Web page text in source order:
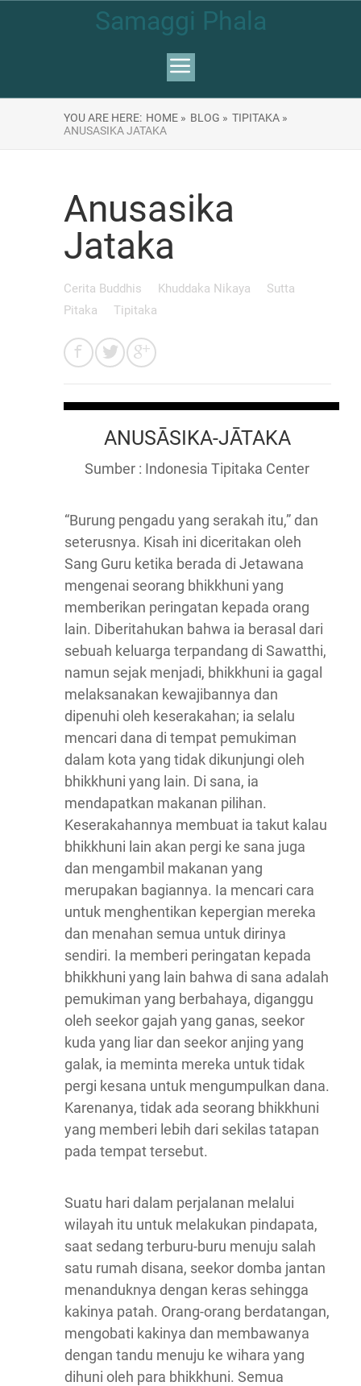
Samaggi Phala
YOU ARE HERE: HOME » BLOG » TIPITAKA »
ANUSASIKA JATAKA
Anusasika
Jataka
Cerita Buddhis Khuddaka Nikaya
Sutta
Pitaka
Tipitaka
ANUSĀSIKA-JĀTAKA
Sumber : Indonesia Tipitaka Center
“Burung pengadu yang serakah itu,” dan
seterusnya. Kisah ini diceritakan oleh
Sang Guru ketika berada di Jetawana
mengenai seorang bhikkhuni yang
memberikan peringatan kepada orang
lain. Diberitahukan bahwa ia berasal dari
sebuah keluarga terpandang di Sawatthi,
namun sejak menjadi, bhikkhuni ia gagal
melaksanakan kewajibannya dan
dipenuhi oleh keserakahan; ia selalu
mencari dana di tempat pemukiman
dalam kota yang tidak dikunjungi oleh
bhikkhuni yang lain. Di sana, ia
mendapatkan makanan pilihan.
Keserakahannya membuat ia takut kalau
bhikkhuni lain akan pergi ke sana juga
dan mengambil makanan yang
merupakan bagiannya. Ia mencari cara
untuk menghentikan kepergian mereka
dan menahan semua untuk dirinya
sendiri. Ia memberi peringatan kepada
bhikkhuni yang lain bahwa di sana adalah
pemukiman yang berbahaya, diganggu
oleh seekor gajah yang ganas, seekor
kuda yang liar dan seekor anjing yang
galak, ia meminta mereka untuk tidak
pergi kesana untuk mengumpulkan dana.
Karenanya, tidak ada seorang bhikkhuni
yang memberi lebih dari sekilas tatapan
pada tempat tersebut.
Suatu hari dalam perjalanan melalui
wilayah itu untuk melakukan pindapata,
saat sedang terburu-buru menuju salah
satu rumah disana, seekor domba jantan
menanduknya dengan keras sehingga
kakinya patah. Orang-orang berdatangan,
mengobati kakinya dan membawanya
dengan tandu menuju ke wihara yang
dihuni oleh para bhikkhuni. Semua